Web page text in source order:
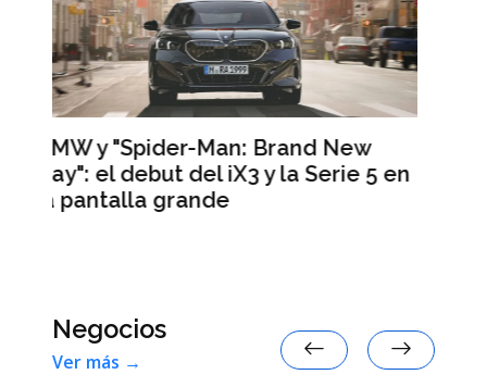
New
5 en
Los tres signos del zodíaco que
tendrán mayor fortuna en agosto
Negocios
Ver más →